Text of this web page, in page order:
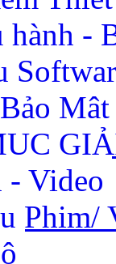
hành -
Mật
- Video
Phim/